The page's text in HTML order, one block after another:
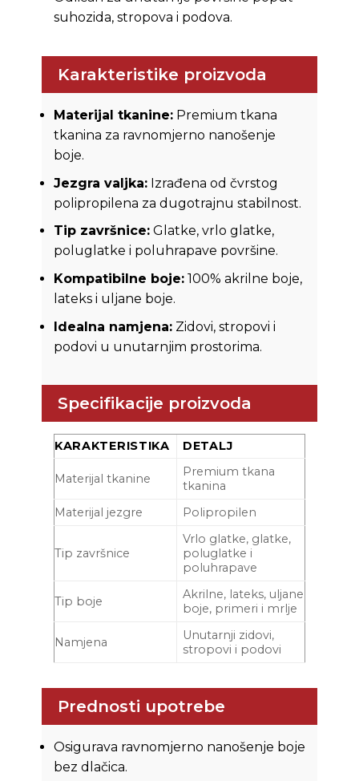
suhozida, stropova i podova.
Karakteristike proizvoda
Materijal tkanine:Premium tkana
tkanina za ravnomjerno nanošenje
boje.
Jezgra valjka:Izrađena od čvrstog
polipropilena za dugotrajnu stabilnost.
Tip završnice:Glatke, vrlo glatke,
poluglatke i poluhrapave površine.
Kompatibilne boje:100% akrilne boje,
lateks i uljane boje.
Idealna namjena:Zidovi, stropovi i
podovi u unutarnjim prostorima.
Specifikacije proizvoda
KARAKTERISTIKA DETALJ
Materijal tkanine
Premium tkana
tkanina
Materijal jezgre
Polipropilen
Tip završnice
Vrlo glatke, glatke,
poluglatke i
poluhrapave
Tip boje
Akrilne, lateks, uljane
boje, primeri i mrlje
Namjena
Unutarnji zidovi,
stropovi i podovi
Prednosti upotrebe
Osigurava ravnomjerno nanošenje boje
bez dlačica.